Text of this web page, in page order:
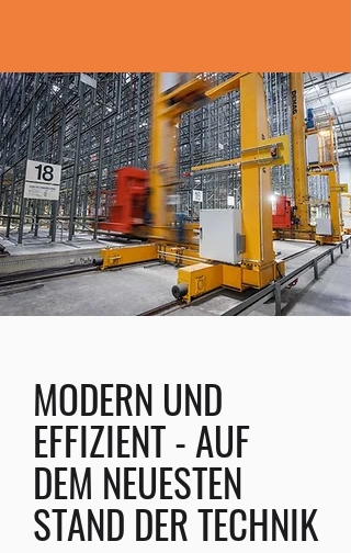
MODERN UND
EFFIZIENT - AUF
DEM NEUESTEN
STAND DER TECHNIK